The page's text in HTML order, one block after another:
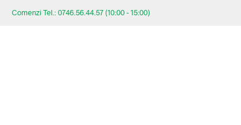
Comenzi Tel.: 0746.56.44.57 (10:00 - 15:00)